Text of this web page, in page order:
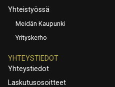
Yhteistyössä
Meidän Kaupunki
Yrityskerho
YHTEYSTIEDOT
Yhteystiedot
Laskutusosoitteet